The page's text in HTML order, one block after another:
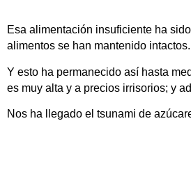
Esa alimentación insuficiente ha
alimentos se han mantenido intactos.
Y esto ha permanecido así hasta
es muy alta y a precios irrisorios; y
Nos ha llegado el tsunami de